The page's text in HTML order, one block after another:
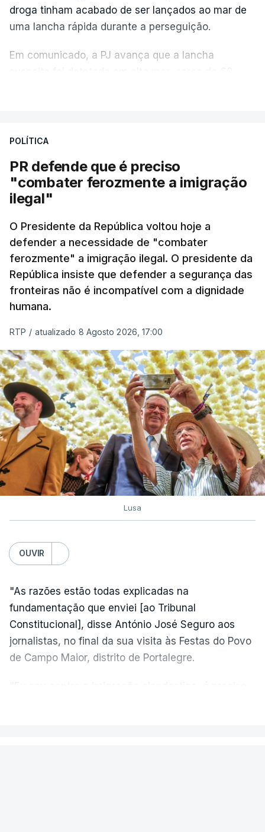
droga tinham acabado de ser lançados ao mar de
uma lancha rápida durante a perseguição.
Em comunicado, a PJ avança que a lancha
desencadeando uma ação de prevenção
articulação com a Marinha, a Autoridade Marítima
Nacional e a Força Aérea.
apreendida mais cocaína até ao momento de que
em todo o ano de 2025.
A ação de prevenção visa a deteção em alto mar
de embarcações de alta velocidade (EAV) que
utilizam a costa nacional para o tráfico de droga.
c/ Lusa
POLÍTICA
PR defende que é preciso
"combater ferozmente a imigração
ilegal"
O Presidente da República voltou hoje a
defender a necessidade de "combater
ferozmente" a imigração ilegal. O presidente da
República insiste que defender a segurança das
fronteiras não é incompatível com a dignidade
humana.
RTP / atualizado 8 Agosto 2026, 17:00
Lusa
OUVIR
"As razões estão todas explicadas na
fundamentação que enviei [ao Tribunal
Constitucional], disse António José Seguro aos
jornalistas, no final da sua visita às Festas do Povo
de Campo Maior, distrito de Portalegre.